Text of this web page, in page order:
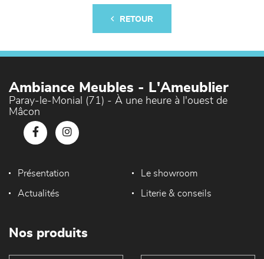
RETOUR
Ambiance Meubles - L'Ameublier
Paray-le-Monial (71) - À une heure à l'ouest de
Mâcon
Présentation Le showroom
Actualités Literie & conseils
Nos produits